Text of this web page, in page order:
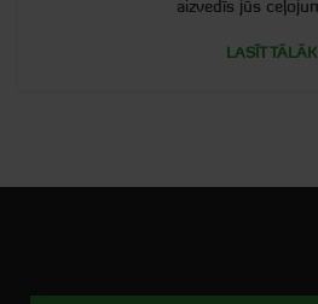
aizvedīs jūs
LASĪT TĀLĀK